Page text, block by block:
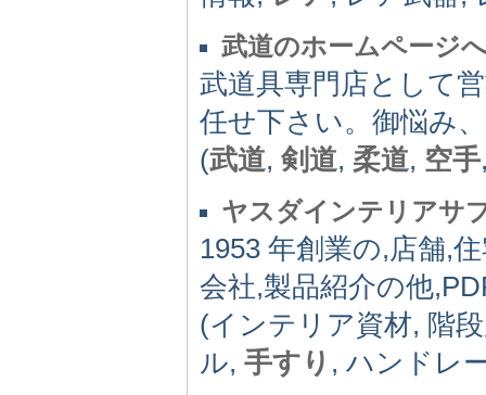
武道のホームページ
武道具専門店として
任せ下さい。御悩み
(武道, 剣道, 柔道, 空手
ヤスダインテリアサ
1953 年創業の,店舗,
会社,製品紹介の他
(インテリア資材, 階
ル, 手すり , ハンドレ